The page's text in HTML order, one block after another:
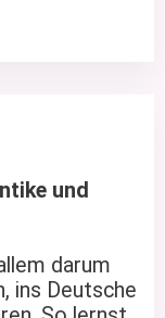
und
darum
ins Deutsche